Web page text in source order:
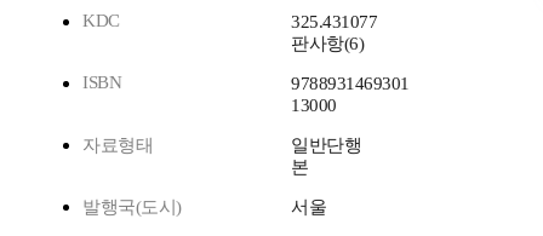
KDC
325.431077
판사항(6)
ISBN
9788931469301
13000
자료형태
일반단행
본
발행국(도시) 서울